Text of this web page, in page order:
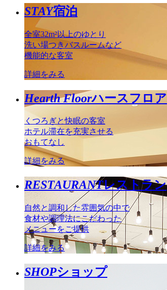
STAY宿泊
全室32m²以上のゆとり
洗い場つきバスルームなど
機能的な客室
詳細をみる
Hearth Floorハースフロア
くつろぎと快眠の客室
ホテル滞在を充実させる
おもてなし
詳細をみる
RESTAURANTレストラン
自然と調和した雰囲気の中で
食材や調理法にこだわった
メニューをご提供
詳細をみる
SHOPショップ